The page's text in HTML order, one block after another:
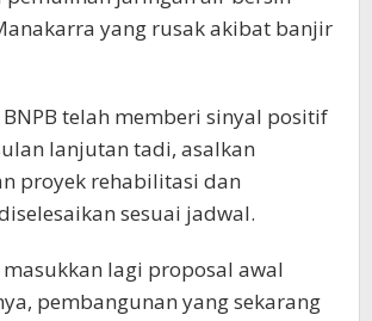
yang rusak akibat banjir
telah memberi sinyal positif
lanjutan tadi, asalkan
proyek rehabilitasi dan
sesuai jadwal.
lagi proposal awal
pembangunan yang sekarang